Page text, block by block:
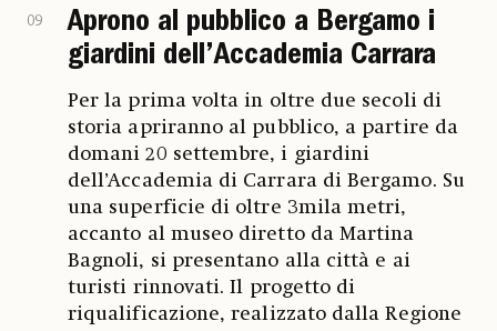
09
Aprono al pubblico a Bergamo i
giardini dell’Accademia Carrara
Per la prima volta in oltre due secoli di
storia apriranno al pubblico, a partire da
domani 20 settembre, i giardini
dell’Accademia di Carrara di Bergamo. Su
una superficie di oltre 3mila metri,
accanto al museo diretto da Martina
Bagnoli, si presentano alla città e ai
turisti rinnovati. Il progetto di
riqualificazione, realizzato dalla Regione